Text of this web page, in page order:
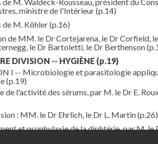
ministre de l'Intérieur(p.14)
de M. Köhler(p.16)
de MM. le Dr Cortejarena, le Dr Corfield,
le Dr Bartoletti, le Dr Berthenson
DIVISION -- HYGIÈNE (p.19)
I -- Microbiologie et parasitologie
(p.19)
de l'activité des sérums, par M. le Dr E.
: MM. le Dr Ehrlich, le Dr L. Martin(p.26)
et prophylaxie de la diphtérie, par M. le